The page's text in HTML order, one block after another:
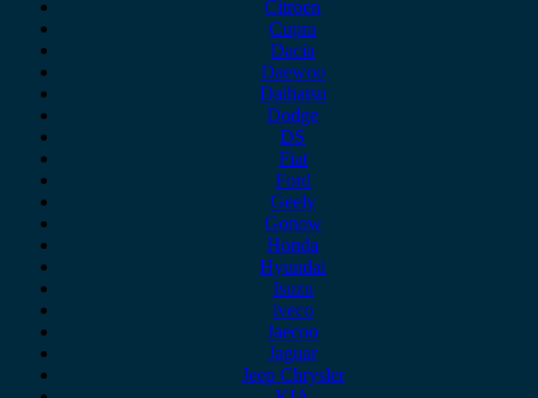
Citroen
Cupra
Dacia
Daewoo
Daihatsu
Dodge
DS
Fiat
Ford
Geely
Gonow
Honda
Hyundai
Isuzu
iveco
Jaecoo
Jaguar
Jeep Chrysler